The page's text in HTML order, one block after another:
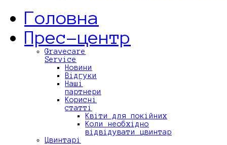
Головна
Прес-центр
Gravecare
Service
Новини
Відгуки
Наші
партнери
Корисні
статті
Квіти для покійних
Коли необхідно
відвідувати цвинтар
Цвинтарі